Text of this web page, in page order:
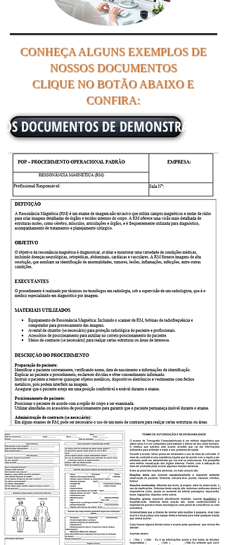
CONHEÇA ALGUNS EXEMPLOS DE
NOSSOS DOCUMENTOS
CLIQUE NO BOTÃO ABAIXO E
CONFIRA:
DOCUMENTOS DE DEMONSTRAÇÃO